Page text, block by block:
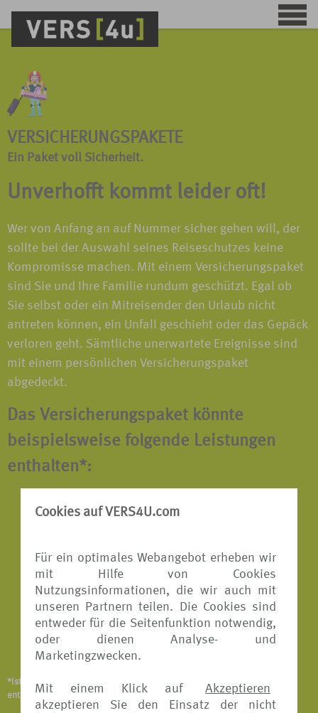
Cookies auf VERS4U.com
Für ein optimales Webangebot erheben wir
mit Hilfe von Cookies
Nutzungsinformationen, die wir auch mit
unseren Partnern teilen. Die Cookies sind
entweder für die Seitenfunktion notwendig,
oder dienen Analyse- und
Marketingzwecken.
Mit einem Klick auf
Akzeptieren
akzeptieren Sie den Einsatz der nicht
VERSICHERUNGSPAKETE
Ein Paket voll Sicherheit.
Unverhofft kommt leider oft!
Wer von Anfang an auf Nummer sicher gehen will, der
sollte bei der Auswahl seines Reiseschutzes keine
Kompromisse machen. Mit einem Versicherungspaket
sind Sie und Ihre Familie rundum geschützt. Egal ob
Sie selbst oder ein Mitreisender den Urlaub nicht
antreten können, ein Unfall geschieht oder das Gepäck
verloren geht. Sämtliche unerwartete Ereignisse sind
mit einem persönlichen Versicherungspaket
abgedeckt.
Das Versicherungspaket könnte
beispielsweise folgende Leistungen
enthalten*:
Reisekranken-Versicherung
Reisegepäck-Versicherung
Reiseunfall-Versicherung
Notfallversicherung
*Ist abhängig vom Versicherungsangebot und Versicherer. Details
entnehmen Sie bitte den jeweiligen Versicherungsbedingungen.